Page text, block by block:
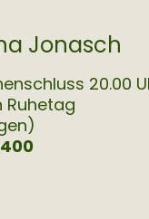
Jonasch
20.00
Ruhetag